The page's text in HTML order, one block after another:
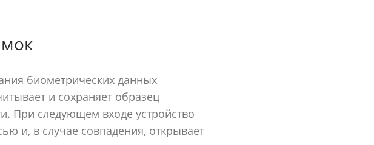
биометрических данных
и сохраняет образец
При следующем входе устройство
и, в случае совпадения, открывает